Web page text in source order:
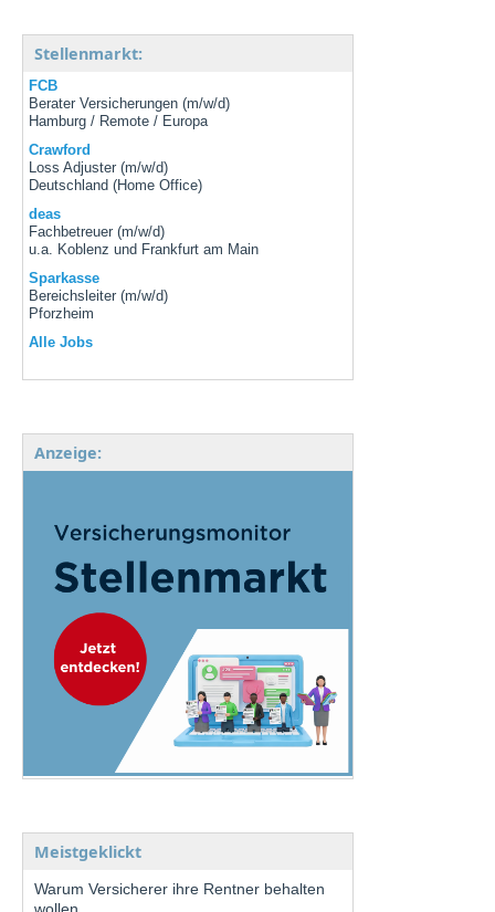
Stellenmarkt:
FCB
Berater Versicherungen (m/w/d)
Hamburg / Remote / Europa
Crawford
Loss Adjuster (m/w/d)
Deutschland (Home Office)
deas
Fachbetreuer (m/w/d)
u.a. Koblenz und Frankfurt am Main
Sparkasse
Bereichsleiter (m/w/d)
Pforzheim
Alle Jobs
Anzeige:
Meistgeklickt
Warum Versicherer ihre Rentner behalten